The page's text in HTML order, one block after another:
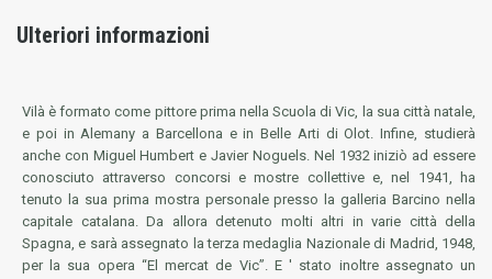
Ulteriori informazioni
Vilà è formato come pittore prima nella Scuola di Vic, la sua città natale,
e poi in Alemany a Barcellona e in Belle Arti di Olot. Infine, studierà
anche con Miguel Humbert e Javier Noguels. Nel 1932 iniziò ad essere
conosciuto attraverso concorsi e mostre collettive e, nel 1941, ha
tenuto la sua prima mostra personale presso la galleria Barcino nella
capitale catalana. Da allora detenuto molti altri in varie città della
Spagna, e sarà assegnato la terza medaglia Nazionale di Madrid, 1948,
per la sua opera “El mercat de Vic”. E ' stato inoltre assegnato un